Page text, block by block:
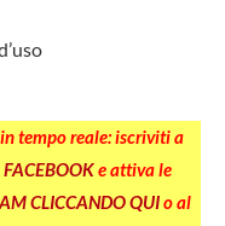
tempo reale: iscriviti a
e attiva le
CLICCANDO QUIo al